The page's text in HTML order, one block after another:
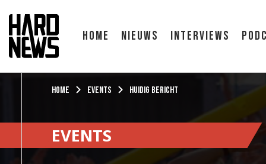
Home Nieuws Interviews
Home Events Huidig bericht
EVENTS